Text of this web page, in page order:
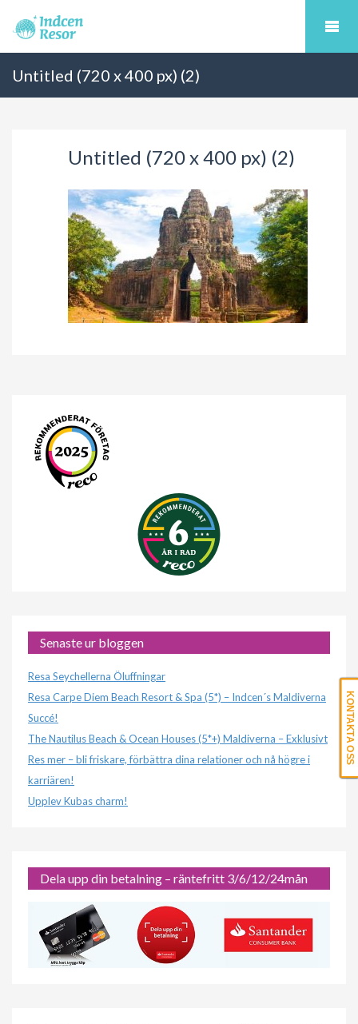
Untitled (720 x 400 px) (2)
Untitled (720 x 400 px) (2)
Senaste ur bloggen
Resa Seychellerna Öluffningar
Resa Carpe Diem Beach Resort & Spa (5*) – Indcen´s Maldiverna
Succé!
The Nautilus Beach & Ocean Houses (5*+) Maldiverna – Exklusivt
Res mer – bli friskare, förbättra dina relationer och nå högre i
karriären!
Upplev Kubas charm!
Dela upp din betalning – räntefritt 3/6/12/24mån
KONTAKTA OSS